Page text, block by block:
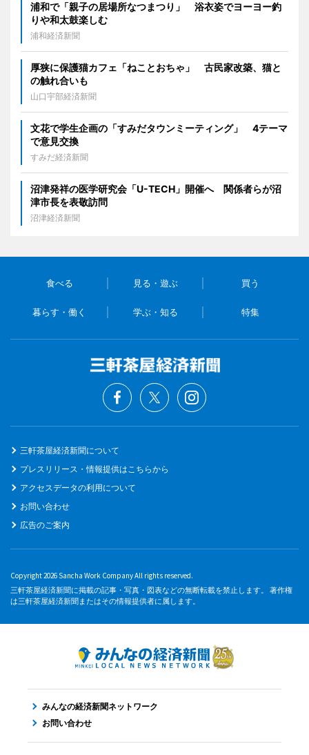
浦和で「親子の居場所なつまつり」 浴衣姿でヨーヨー釣
りや和太鼓楽しむ
浦和経済新聞
厚狭に保護猫カフェ「ねことおちゃ」 古民家改築、猫と
の触れ合いも
山口宇部経済新聞
文花で学生企画の「すみだタウンミーティング」 4テーマ
で意見交換
すみだ経済新聞
沼津発祥の医学研究会「U-TECH」開催へ 関係者らが沼
津市長を表敬訪問
沼津経済新聞
食べる 見る・遊ぶ 買う
暮らす・働く 学ぶ・知る 特集
三軒茶屋経済新聞について
プレスリリース・情報提供はこちらから
アクセスデータの利用について
お問い合わせ
広告のご案内
Copyright 2026 Sancha Work Company All rights reserved.
三軒茶屋経済新聞に掲載の記事・写真・図表などの無断転載を禁止します。 著作権
は三軒茶屋経済新聞またはその情報提供者に属します。
みんなの経済新聞ネットワーク
お問い合わせ